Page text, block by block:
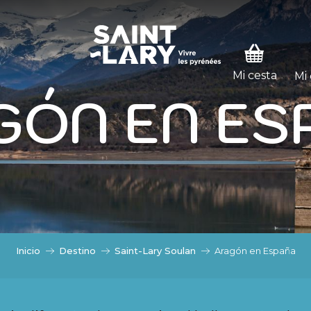
ÉTÉ
EN MODE ÉTÉ
Mi
EN
Inicio Destino Saint-Lary Soulan Aragón en España